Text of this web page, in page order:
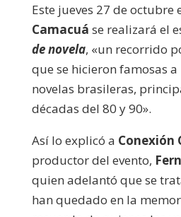
Este jueves 27 de octubre
Camacuá se realizará el
de novela, «un recorrido
que se hicieron famosas
novelas brasileras,
décadas del 80 y 90».
Así lo explicó a Conexión
productor del evento,
quien adelantó que se
han quedado en la